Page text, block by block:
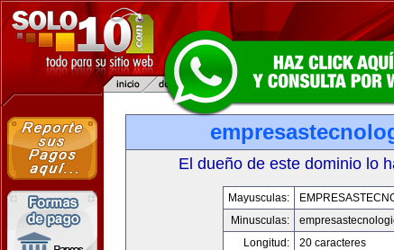
El dueño de este dominio lo
Mayusculas:
Minusculas:
Longitud:
20 caracteres